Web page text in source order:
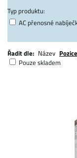
Typ produktu:
AC přenosné
Řadit dle: Název Pozice
Pouze skladem